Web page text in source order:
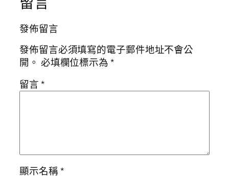
發佈留言
發佈留言必須填寫的電子郵件地址不會公
開。 必填欄位標示為*
留言*
顯示名稱*